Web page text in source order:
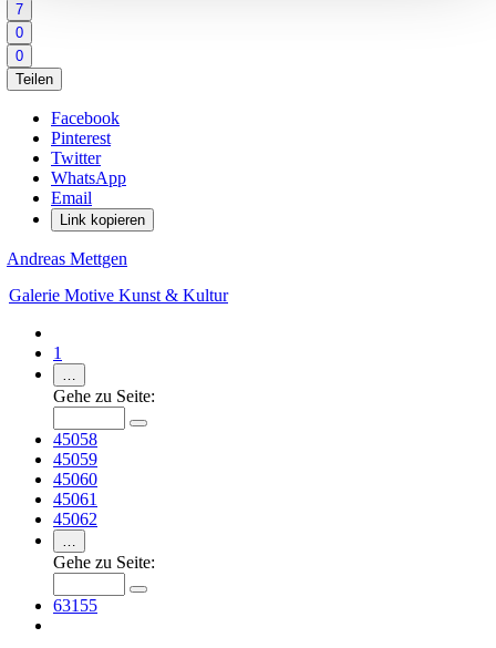
7
0
0
Teilen
Facebook
Pinterest
Twitter
WhatsApp
Email
Link kopieren
Andreas Mettgen
Galerie Motive Kunst & Kultur
1
…
Gehe zu Seite:
45058
45059
45060
45061
45062
…
Gehe zu Seite:
63155